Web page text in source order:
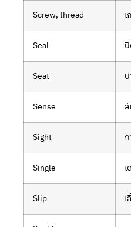
Screw, thread
Seal
Seat
Sense
Sight
Single
Slip